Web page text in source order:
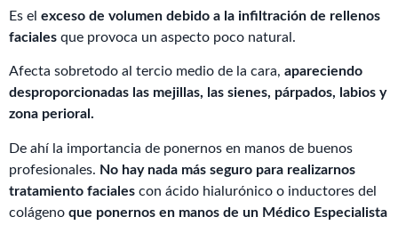
Es el exceso de volumen debido a la infiltración de rellenos
faciales que provoca un aspecto poco natural.
Afecta sobretodo al tercio medio de la cara, apareciendo
desproporcionadas las mejillas, las sienes, párpados, labios y
zona perioral.
De ahí la importancia de ponernos en manos de buenos
profesionales. No hay nada más seguro para realizarnos
tratamiento faciales con ácido hialurónico o inductores del
colágeno que ponernos en manos de un Médico Especialista